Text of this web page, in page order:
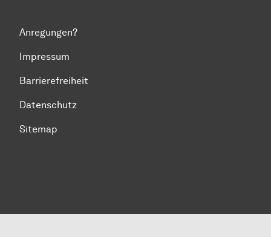
Anregungen?
Impressum
Barrierefreiheit
Datenschutz
Sitemap